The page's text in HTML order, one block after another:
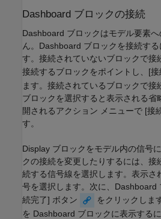
Dashboard ブロックの接続
Dashboard ブロックはモデル要素
ん。Dashboard ブロックを接続す
す。接続されていないブロックで接
接続するブロックをポイントし、[
ます。接続されているブロックで接
ブロックを選択すると表示される
開されるアクション メニューで [接
す。
Display ブロックをモデル内の信号
クの接続を変更したりするには、
続する信号線を選択します。表示さ
号を選択します。次に、Dashboard
続完了] ボタン
をクリックしま
を Dashboard ブロックに表示する